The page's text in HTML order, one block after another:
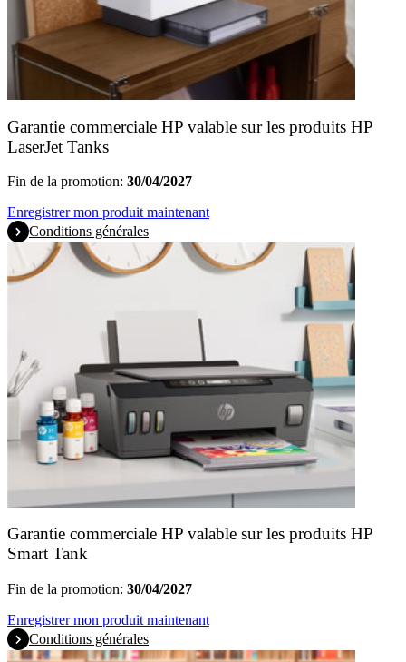
Garantie commerciale HP valable sur les produits HP
LaserJet Tanks
Fin de la promotion: 30/04/2027
Enregistrer mon produit maintenant
Conditions générales
Garantie commerciale HP valable sur les produits HP
Smart Tank
Fin de la promotion: 30/04/2027
Enregistrer mon produit maintenant
Conditions générales